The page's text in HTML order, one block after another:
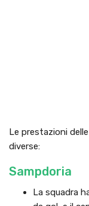
Le prestazioni
diverse:
Sampdoria
La squadra